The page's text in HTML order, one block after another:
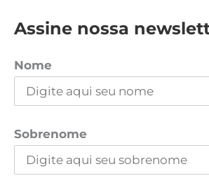
Assine nossa
Nome
Sobrenome